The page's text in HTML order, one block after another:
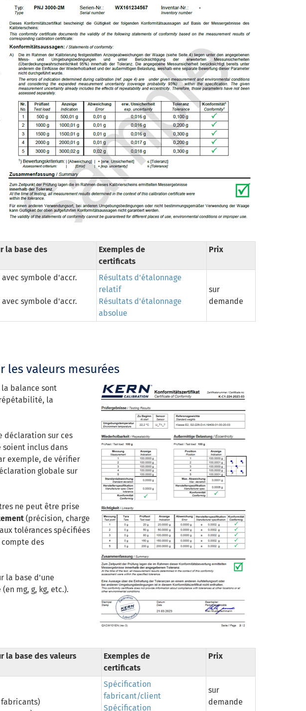
la base des
Exemples de
certificats
Prix
symbole d'accr.
symbole d'accr.
Résultats d'étalonnage
relatif
Résultats d'étalonnage
absolue
sur
demande
les valeurs mesurées
balance sont
la
déclaration sur ces
inclus dans
exemple, de vérifier
globale sur
ne peut être prise
(précision, charge
tolérances spécifiées
des
la base d'une
mg, g, kg, etc.).
la base des valeurs
Exemples de
certificats
Prix
Spécification
fabricant/client
Spécification
sur
demande